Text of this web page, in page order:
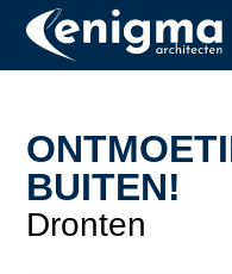
BUITEN!
Dronten